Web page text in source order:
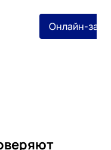
Онлайн-